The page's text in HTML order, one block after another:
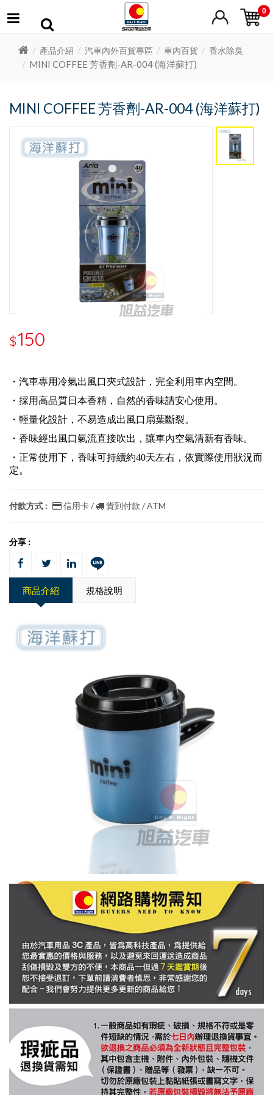
0
產品介紹 汽車內外百貨專區 車內百貨 香水除臭
MINI COFFEE 芳香劑-AR-004 (海洋蘇打)
MINI COFFEE 芳香劑-AR-004 (海洋蘇打)
$150
・汽車專用冷氣出風口夾式設計，完全利用車內空間。
・採用高品質日本香精，自然的香味請安心使用。
・輕量化設計，不易造成出風口扇葉斷裂。
・香味經出風口氣流直接吹出，讓車內空氣清新有香味。
・正常使用下，香味可持續約40天左右，依實際使用狀況而
定。
付款方式 : 信用卡 / 貨到付款 / ATM
分享 :
商品介紹 規格說明